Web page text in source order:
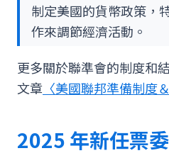
制定美國的貨幣政策，
作來調節經濟活動。
更多關於聯準會的制度和
文章 〈美國聯邦準備制度
2025 年新任票